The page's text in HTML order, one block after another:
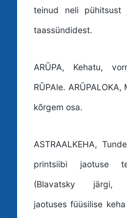
teinud neli pühitsust
taassündidest.
ARŪPA, Kehatu,
RŪPAle.
kõrgem osa.
ASTRAALKEHA,
printsiibi jaotuse
(Blavatsky järgi,
jaotuses füüsilise